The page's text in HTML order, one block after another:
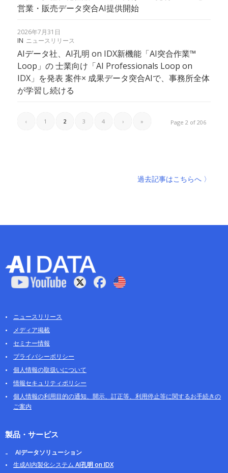
営業・販売データ突合AI提供開始
2026年7月31日
IN ニュースリリース
AIデータ社、AI孔明 on IDX新機能「AI突合作業™
Loop」の 士業向け「AI Professionals Loop on
IDX」を発表 案件× 成果データ突合AIで、事務所全体
が学習し続ける
Page 2 of 206
‹ 1 2 3 4 › »
過去記事はこちらへ 〉
ニュースリリース
メディア掲載
セミナー情報
プライバシーポリシー
個人情報の取扱いについて
情報セキュリティポリシー
個人情報の利用目的の通知、開示、訂正等、利用停止等に関するお手続きの
ご案内
製品・サービス
AIデータソリューション
生成AI内製化システム AI孔明 on IDX